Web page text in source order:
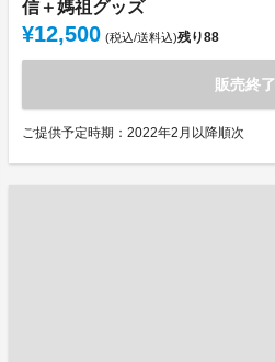
信＋媽祖グッズ
¥12,500 (税込/送料込)残り88
販売終了
ご提供予定時期：2022年2月以降順次